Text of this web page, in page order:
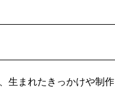
生まれたきっかけや制